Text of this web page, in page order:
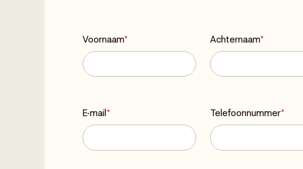
Voornaam* Achternaam*
E-mail* Telefoonnummer*